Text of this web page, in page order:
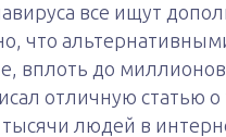
все ищут
что
вплоть до
отличную статью о
людей в